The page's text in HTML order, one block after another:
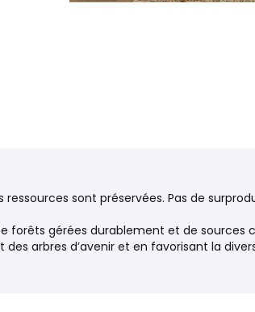
sont préservées. Pas de
forêts gérées durablement et de sources
arbres d’avenir et en favorisant la